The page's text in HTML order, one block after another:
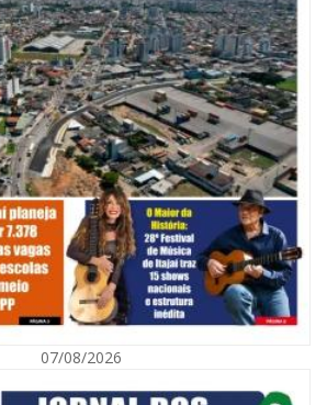
07/08/2026